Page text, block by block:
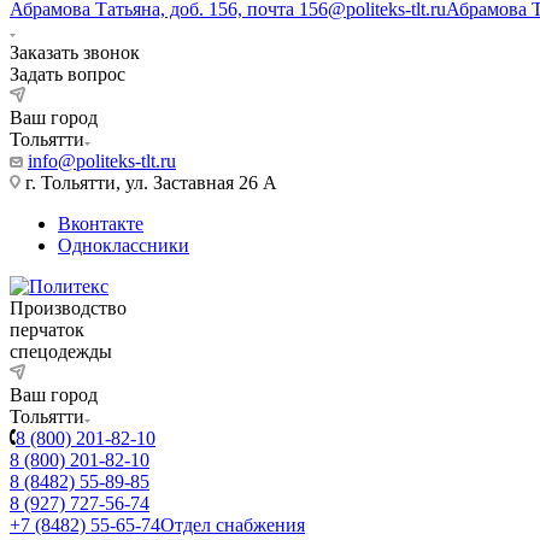
Абрамова Татьяна, доб. 156, почта 156@politeks-tlt.ruАбрамова
Заказать звонок
Задать вопрос
Ваш город
Тольятти
info@politeks-tlt.ru
г. Тольятти, ул. Заставная 26 А
Вконтакте
Одноклассники
Производство
перчаток
спецодежды
Ваш город
Тольятти
8 (800) 201-82-10
8 (800) 201-82-10
8 (8482) 55-89-85
8 (927) 727-56-74
+7 (8482) 55-65-74Отдел снабжения